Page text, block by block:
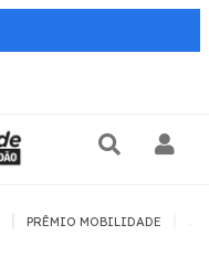
PRÊMIO MOBILIDADE